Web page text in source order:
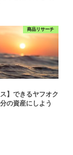
商品リサーチ
】できるヤフオク
の資産にしよう